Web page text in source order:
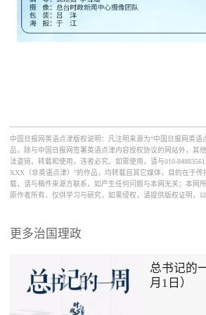
中国日报网英语点津版权说明：凡注明来源为“中国日报网英语
品，除与中国日报网签署英语点津内容授权协议的网站外，其
法盗链、转载和使用，违者必究。如需使用，请与010-84883561
XXX（非英语点津）”的作品，均转载自其它媒体，目的在于
载，请与稿件来源方联系，如产生任何问题与本网无关；本网
原作者所有，仅供学习与研究，如果侵权，请提供版权证明，以
更多治国理政
总书记的
月1日）